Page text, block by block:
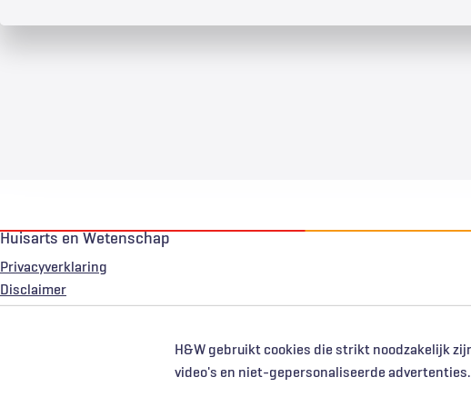
H&W gebruikt cookies die strikt noodzakelijk
video's en niet-gepersonaliseerde advertenties.
Huisarts en Wetenschap
Privacyverklaring
Voet
Disclaimer